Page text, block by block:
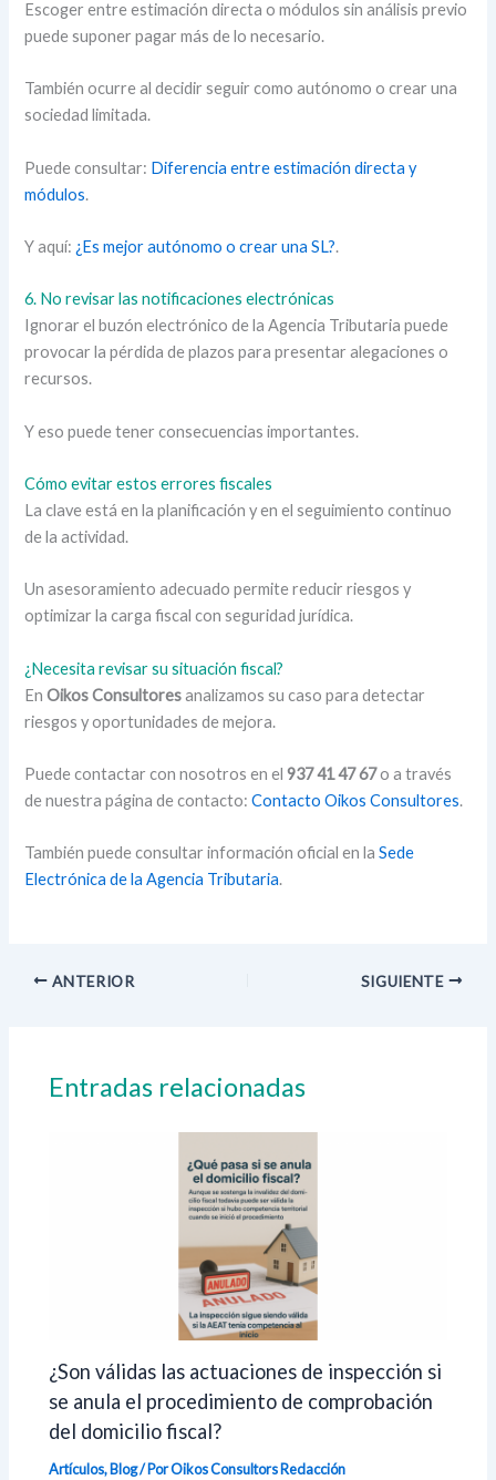
Escoger entre estimación directa o módulos sin análisis previo
puede suponer pagar más de lo necesario.
También ocurre al decidir seguir como autónomo o crear una
sociedad limitada.
Puede consultar: Diferencia entre estimación directa y
módulos.
Y aquí: ¿Es mejor autónomo o crear una SL?.
6. No revisar las notificaciones electrónicas
Ignorar el buzón electrónico de la Agencia Tributaria puede
provocar la pérdida de plazos para presentar alegaciones o
recursos.
Y eso puede tener consecuencias importantes.
Cómo evitar estos errores fiscales
La clave está en la planificación y en el seguimiento continuo
de la actividad.
Un asesoramiento adecuado permite reducir riesgos y
optimizar la carga fiscal con seguridad jurídica.
¿Necesita revisar su situación fiscal?
EnOikos Consultoresanalizamos su caso para detectar
riesgos y oportunidades de mejora.
Puede contactar con nosotros en el937 41 47 67o a través
de nuestra página de contacto:Contacto Oikos Consultores.
También puede consultar información oficial en laSede
Electrónica de la Agencia Tributaria.
ANTERIOR SIGUIENTE
Entradas relacionadas
¿Son válidas las actuaciones de inspección si
se anula el procedimiento de comprobación
del domicilio fiscal?
Artículos,Blog/ Por Oikos ConsultorsRedacción